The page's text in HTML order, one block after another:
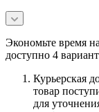
Экономьте время
доступно 4
Курьерская
товар
для